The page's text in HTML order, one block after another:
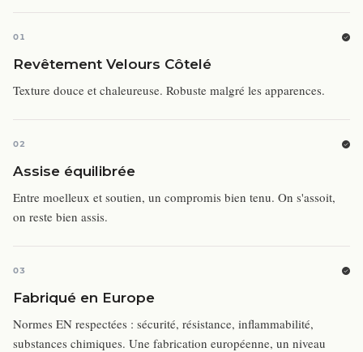
01
Revêtement Velours Côtelé
Texture douce et chaleureuse. Robuste malgré les apparences.
02
Assise équilibrée
Entre moelleux et soutien, un compromis bien tenu. On s'assoit,
on reste bien assis.
03
Fabriqué en Europe
Normes EN respectées : sécurité, résistance, inflammabilité,
substances chimiques. Une fabrication européenne, un niveau